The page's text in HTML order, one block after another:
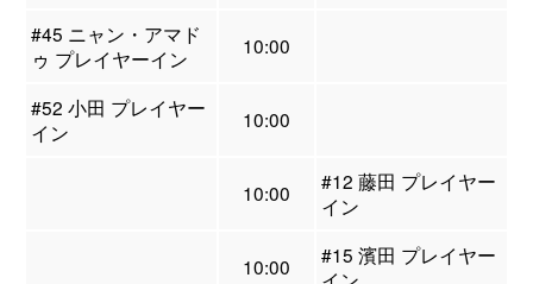
#45 ニャン・アマド
ゥ プレイヤーイン
10:00
#52 小田 プレイヤー
イン
10:00
10:00
#12 藤田 プレイヤー
イン
10:00
#15 濱田 プレイヤー